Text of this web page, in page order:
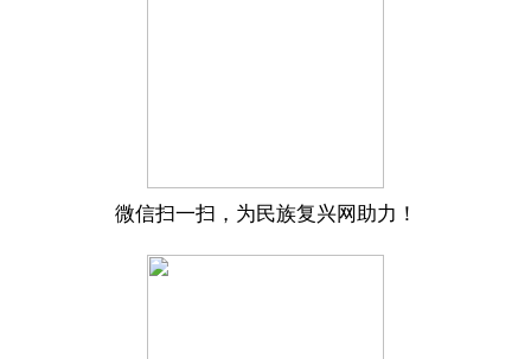
微信扫一扫，为民族复兴网助力！